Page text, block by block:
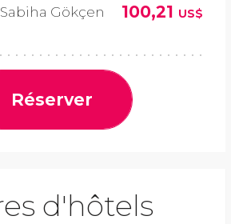
Gökçen
100,21 US$
Réserver
d'hôtels